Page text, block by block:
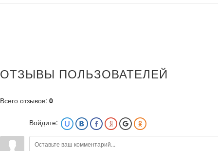
ОТЗЫВЫ ПОЛЬЗОВАТЕЛЕЙ
Всего отзывов: 0
Войдите: